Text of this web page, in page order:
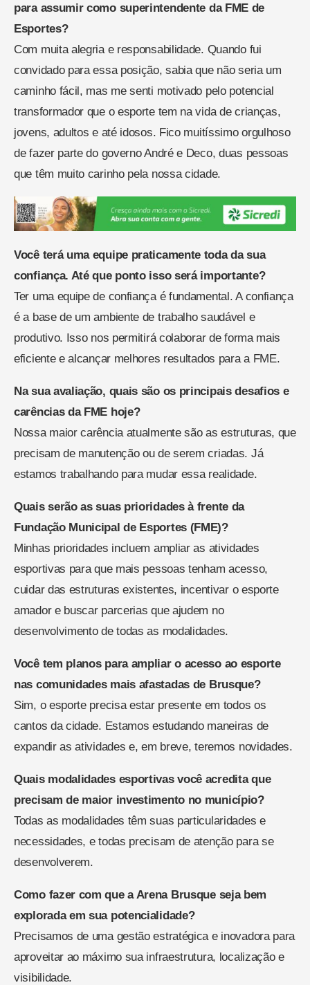
para assumir como superintendente da FME de
Esportes?
Com muita alegria e responsabilidade. Quando fui
convidado para essa posição, sabia que não seria um
caminho fácil, mas me senti motivado pelo potencial
transformador que o esporte tem na vida de crianças,
jovens, adultos e até idosos. Fico muitíssimo orgulhoso
de fazer parte do governo André e Deco, duas pessoas
que têm muito carinho pela nossa cidade.
Você terá uma equipe praticamente toda da sua
confiança. Até que ponto isso será importante?
Ter uma equipe de confiança é fundamental. A confiança
é a base de um ambiente de trabalho saudável e
produtivo. Isso nos permitirá colaborar de forma mais
eficiente e alcançar melhores resultados para a FME.
Na sua avaliação, quais são os principais desafios e
carências da FME hoje?
Nossa maior carência atualmente são as estruturas, que
precisam de manutenção ou de serem criadas. Já
estamos trabalhando para mudar essa realidade.
Quais serão as suas prioridades à frente da
Fundação Municipal de Esportes (FME)?
Minhas prioridades incluem ampliar as atividades
esportivas para que mais pessoas tenham acesso,
cuidar das estruturas existentes, incentivar o esporte
amador e buscar parcerias que ajudem no
desenvolvimento de todas as modalidades.
Você tem planos para ampliar o acesso ao esporte
nas comunidades mais afastadas de Brusque?
Sim, o esporte precisa estar presente em todos os
cantos da cidade. Estamos estudando maneiras de
expandir as atividades e, em breve, teremos novidades.
Quais modalidades esportivas você acredita que
precisam de maior investimento no município?
Todas as modalidades têm suas particularidades e
necessidades, e todas precisam de atenção para se
desenvolverem.
Como fazer com que a Arena Brusque seja bem
explorada em sua potencialidade?
Precisamos de uma gestão estratégica e inovadora para
aproveitar ao máximo sua infraestrutura, localização e
visibilidade.